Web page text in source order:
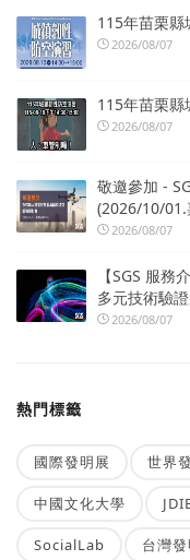
115年苗栗縣
2026/08/07
115年苗栗縣
2026/08/07
敬邀參加 -
(2026/10/01.
2026/08/07
【SGS 服務
多元技術驗
2026/08/07
熱門標籤
國際發明展 世界
中國文化大學
SocialLab 台灣